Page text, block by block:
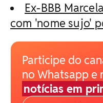
Ex-BBB
com 'nome sujo'
Participe do
no Whatsapp e
notícias em